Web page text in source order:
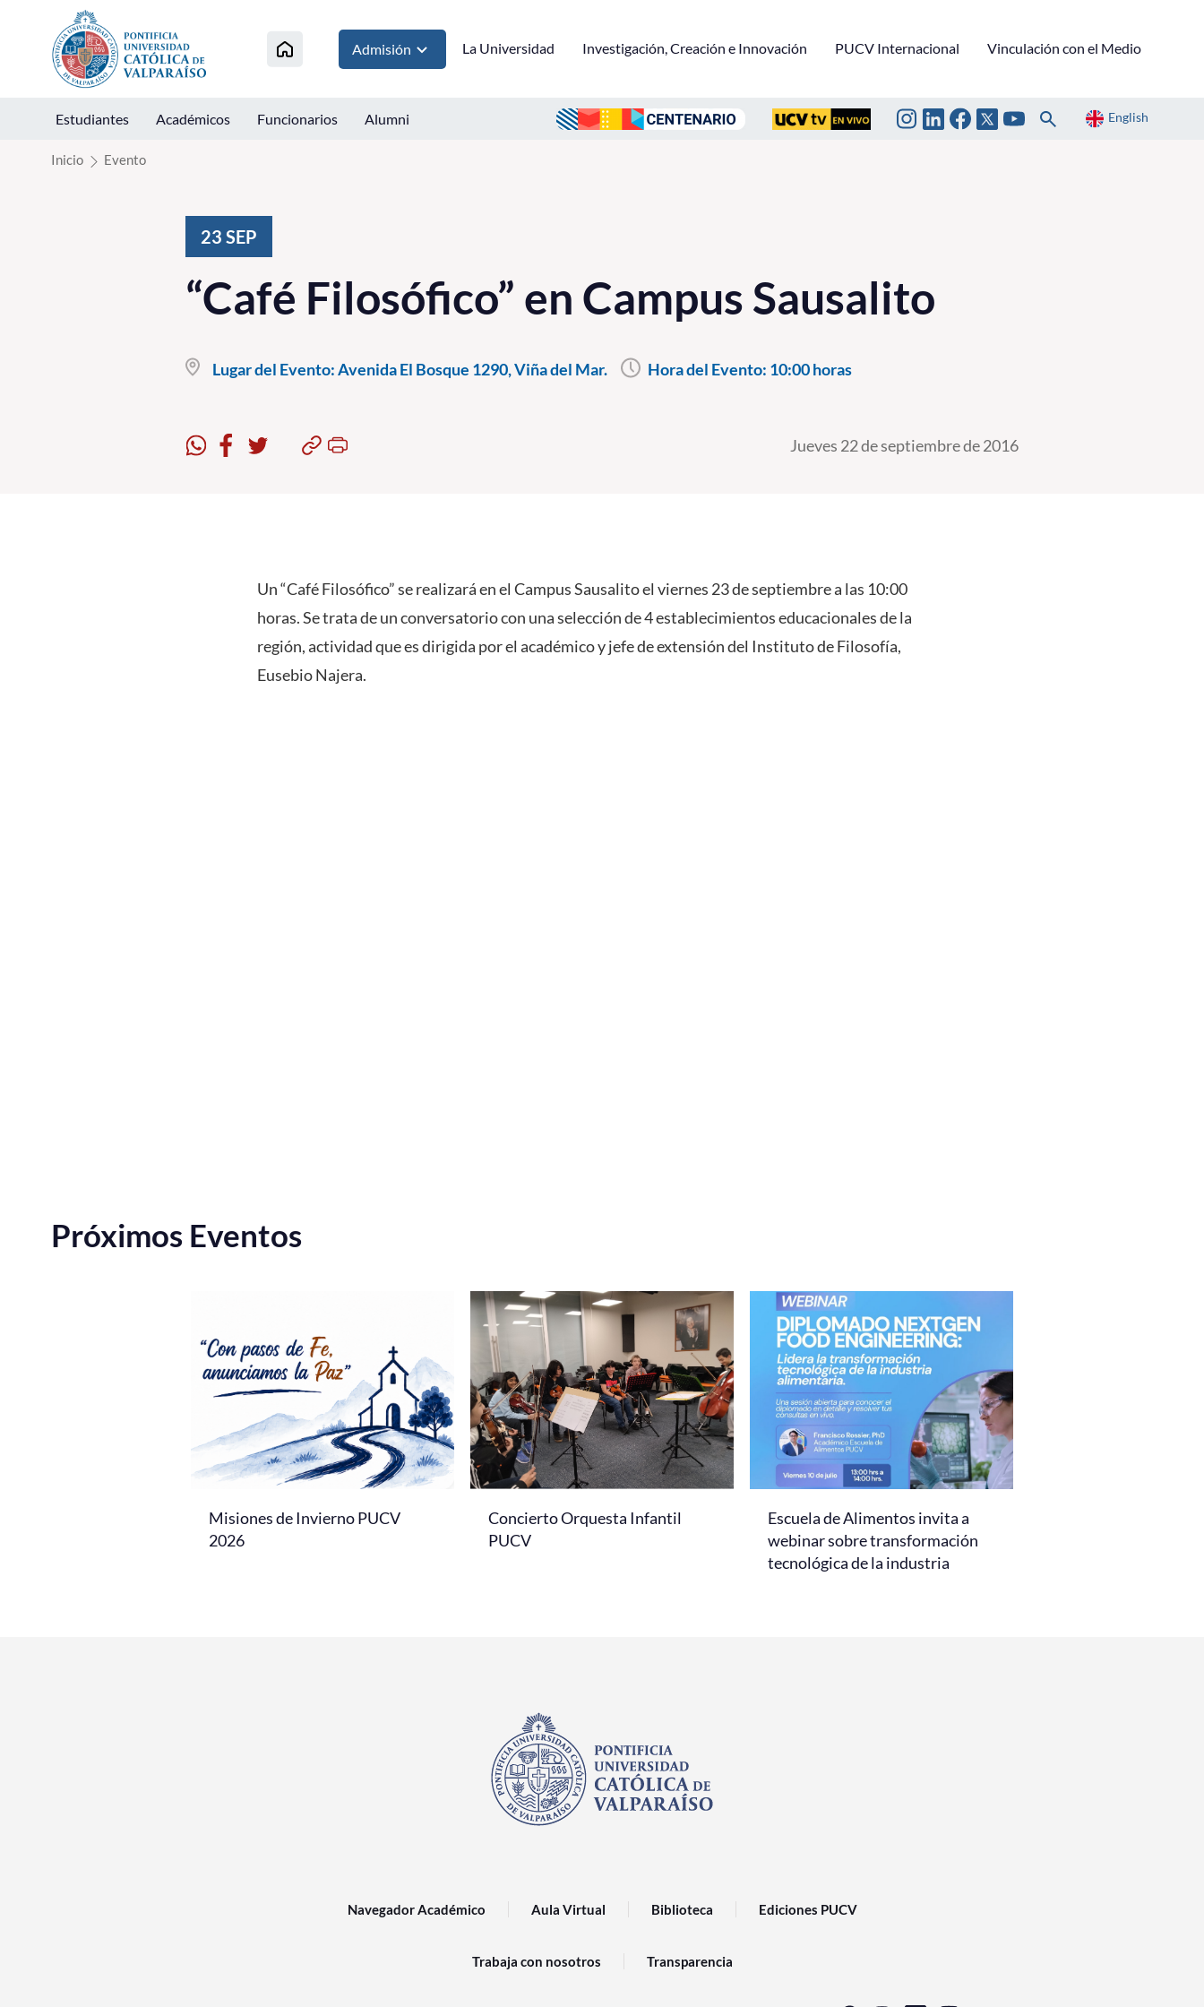
Click acá para ir directamente al contenido
Admisión La Universidad Investigación, Creación e Innovación PUCV Internacional Vinculación con el Medio
Estudiantes Académicos Funcionarios Alumni English
Inicio Evento
23 SEP
“Café Filosófico” en Campus Sausalito
Lugar del Evento:Avenida El Bosque 1290, Viña del Mar. Hora del Evento: 10:00 horas
Jueves 22 de septiembre de 2016
Un “Café Filosófico” se realizará en el Campus Sausalito el viernes 23 de septiembre a las 10:00
horas. Se trata de un conversatorio con una selección de 4 establecimientos educacionales de la
región, actividad que es dirigida por el académico y jefe de extensión del Instituto de Filosofía,
Eusebio Najera.
Próximos Eventos
Misiones de Invierno PUCV
2026
Concierto Orquesta Infantil
PUCV
Escuela de Alimentos invita a
webinar sobre transformación
tecnológica de la industria
Navegador Académico Aula Virtual Biblioteca Ediciones PUCV
Trabaja con nosotros Transparencia